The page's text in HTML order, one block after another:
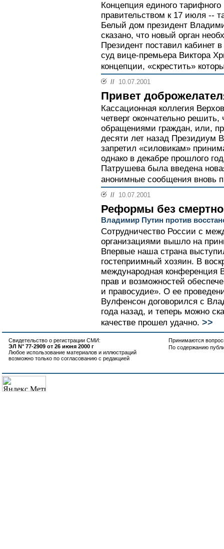
Концепция единого
правительством к 17 июля --
Белый дом президент
сказано, что новый орган
Президент поставил кабинет
суд вице-премьера Виктора
концепции, «скрестить»
// 10.07.2001
Привет
Кассационная коллегия
четверг окончательно
обращениями граждан, или,
десяти лет назад Президиум
запретил «силовикам»
однако в декабре прошлого
Патрушева была введена
анонимные сообщения вновь
// 10.07.2001
Реформы без
Владимир Путин против
Сотрудничество России с
организациями вышло на
Впервые наша страна
гостеприимный хозяин. В
международная конференция
прав и возможностей
и правосудие». О ее
Вулфенсон договорился с
года назад, и теперь можно
качестве прошел удачно. >>
Свидетельство о регистрации СМИ:
ЭЛ N° 77-2909 от 26 июня 2000 г
Любое использование материалов и иллюстраций
возможно только по согласованию с редакцией
Принимаются
По содержанию